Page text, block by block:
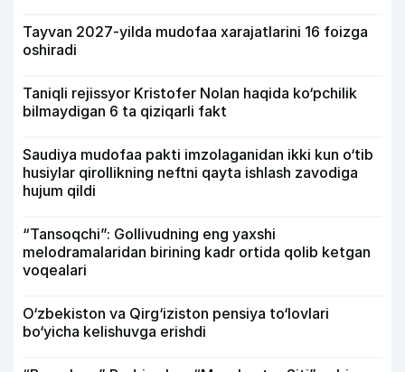
Tayvan 2027-yilda mudofaa xarajatlarini 16 foizga
oshiradi
Taniqli rejissyor Kristofer Nolan haqida ko‘pchilik
bilmaydigan 6 ta qiziqarli fakt
Saudiya mudofaa pakti imzolaganidan ikki kun o‘tib
husiylar qirollikning neftni qayta ishlash zavodiga
hujum qildi
“Tansoqchi”: Gollivudning eng yaxshi
melodramalaridan birining kadr ortida qolib ketgan
voqealari
O‘zbekiston va Qirg‘iziston pensiya to‘lovlari
bo‘yicha kelishuvga erishdi